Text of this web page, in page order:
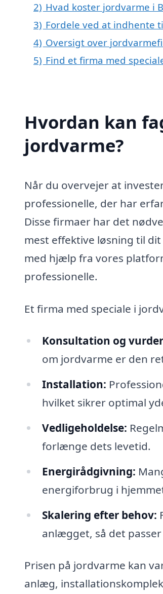
2) Hvad koster jordvarme i
3) Fordele ved at indhente
4) Oversigt over
5) Find et firma med
Hvordan kan
jordvarme?
Når du overvejer at
professionelle, der har
Disse firmaer har det
mest effektive løsning til
med hjælp fra vores
professionelle.
Et firma med speciale i
Konsultation og
om jordvarme er den
Installation:
hvilket sikrer optimal
Vedligeholdelse:
forlænge dets levetid.
Energirådgivning:
energiforbrug i
Skalering efter behov:
anlægget, så det
Prisen på jordvarme kan
anlæg,